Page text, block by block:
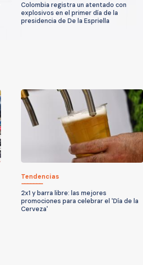
Colombia registra un atentado con
explosivos en el primer día de la
presidencia de De la Espriella
Tendencias
2x1 y barra libre: las mejores
promociones para celebrar el 'Día de la
Cerveza'